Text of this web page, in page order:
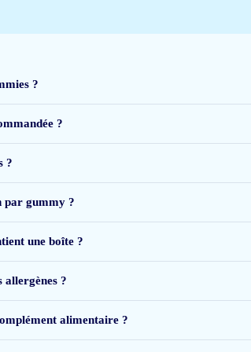
smaken en ruiken zoetig. Fijn dat er alleen
?
?
?
par gummy ?
une boîte ?
allergènes ?
alimentaire ?